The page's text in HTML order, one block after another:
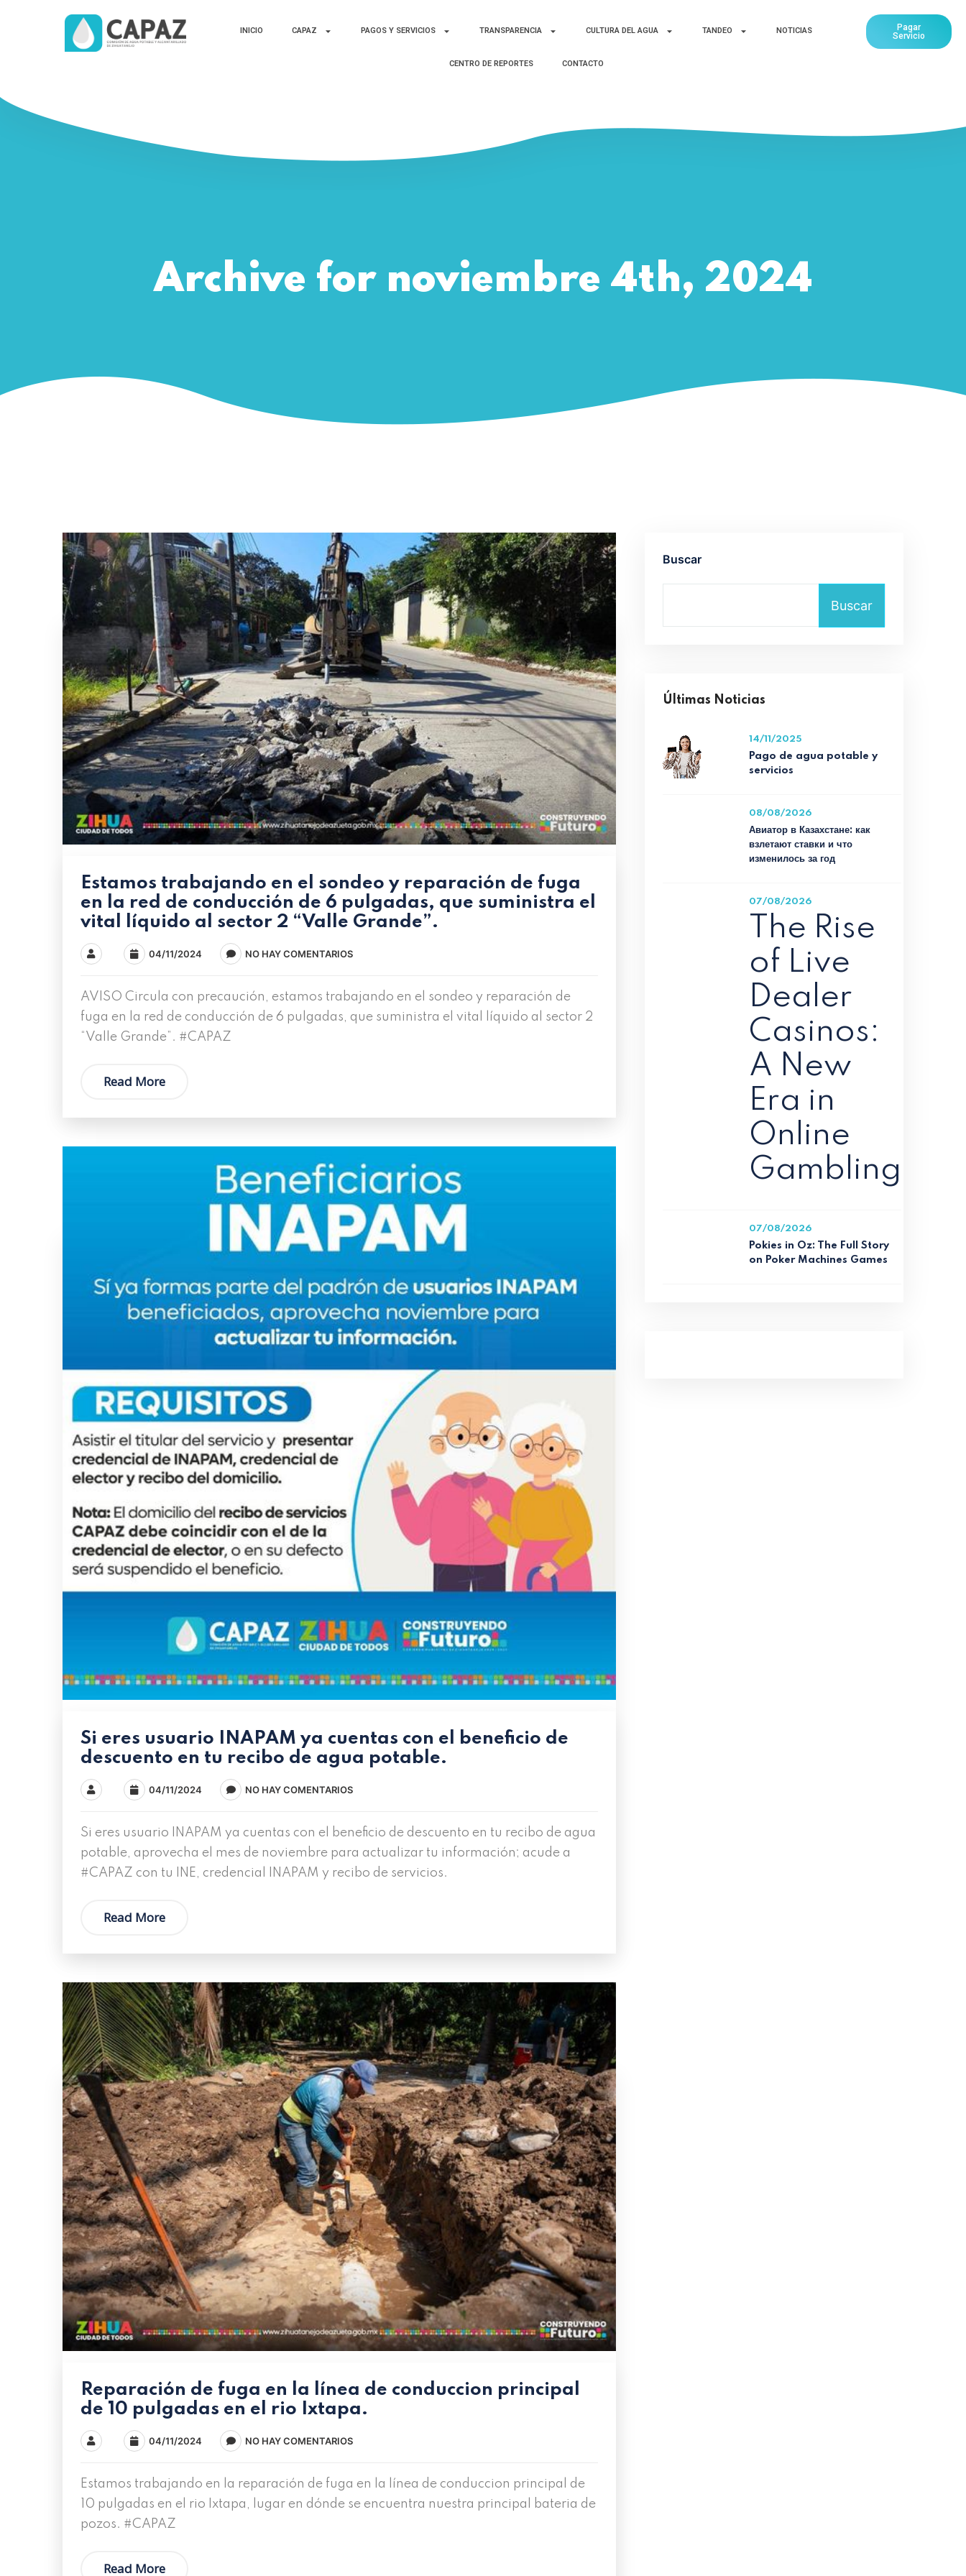
INICIO CAPAZ PAGOS Y SERVICIOS TRANSPARENCIA CULTURA DEL AGUA TANDEO NOTICIAS
CENTRO DE REPORTES CONTACTO
Pagar
Servicio
Archive for noviembre 4th, 2024
Estamos trabajando en el sondeo y reparación de fuga
en la red de conducción de 6 pulgadas, que suministra el
vital líquido al sector 2 “Valle Grande”.
04/11/2024 NO HAY COMENTARIOS
AVISO Circula con precaución, estamos trabajando en el sondeo y reparación de
fuga en la red de conducción de 6 pulgadas, que suministra el vital líquido al sector 2
“Valle Grande”. #CAPAZ
Read More
Si eres usuario INAPAM ya cuentas con el beneficio de
descuento en tu recibo de agua potable.
04/11/2024 NO HAY COMENTARIOS
Si eres usuario INAPAM ya cuentas con el beneficio de descuento en tu recibo de agua
potable, aprovecha el mes de noviembre para actualizar tu información; acude a
#CAPAZ con tu INE, credencial INAPAM y recibo de servicios.
Read More
Reparación de fuga en la línea de conduccion principal
de 10 pulgadas en el rio Ixtapa.
04/11/2024 NO HAY COMENTARIOS
Estamos trabajando en la reparación de fuga en la línea de conduccion principal de
10 pulgadas en el rio Ixtapa, lugar en dónde se encuentra nuestra principal bateria de
pozos. #CAPAZ
Read More
Buscar
Buscar
Últimas Noticias
14/11/2025
Pago de agua potable y
servicios
08/08/2026
Авиатор в Казахстане: как
взлетают ставки и что
изменилось за год
07/08/2026
The Rise
of Live
Dealer
Casinos:
A New
Era in
Online
Gambling
07/08/2026
Pokies in Oz: The Full Story
on Poker Machines Games